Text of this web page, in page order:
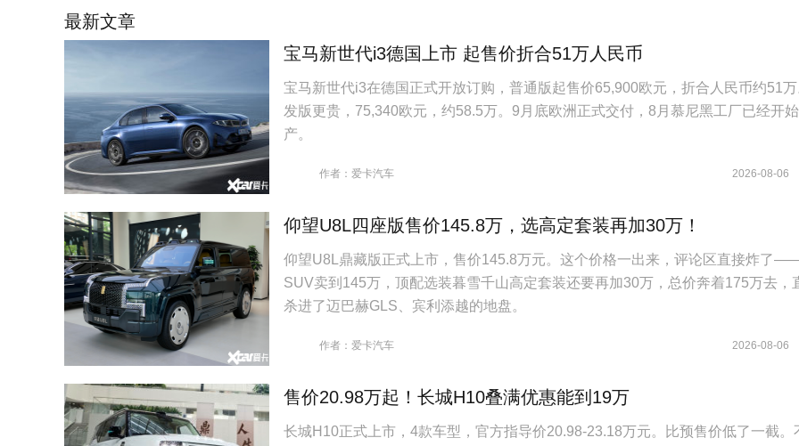
最新文章
宝马新世代i3德国上市 起售价折合51万人民币
宝马新世代i3在德国正式开放订购，普通版起售价65,900欧元，折合人民币约51
发版更贵，75,340欧元，约58.5万。9月底欧洲正式交付，8月慕尼黑工厂已经开
产。
作者：爱卡汽车 2026-08-06
仰望U8L四座版售价145.8万，选高定套装再加30万！
仰望U8L鼎藏版正式上市，售价145.8万元。这个价格一出来，评论区直接炸了
SUV卖到145万，顶配选装暮雪千山高定套装还要再加30万，总价奔着175万去，
杀进了迈巴赫GLS、宾利添越的地盘。
作者：爱卡汽车 2026-08-06
售价20.98万起！长城H10叠满优惠能到19万
长城H10正式上市，4款车型，官方指导价20.98-23.18万元。比预售价低了一截。